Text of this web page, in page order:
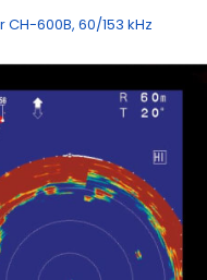
CH-600B, 60/153 kHz